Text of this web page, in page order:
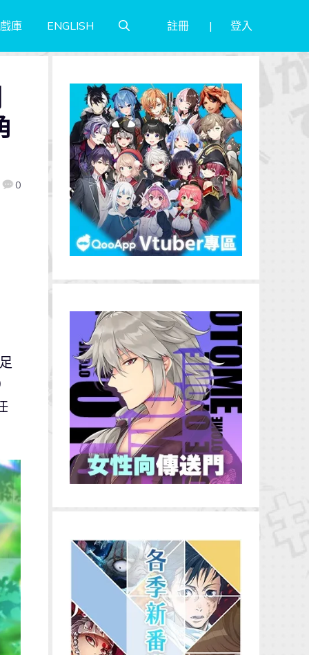
庫 ENGLISH 註冊 登入
0